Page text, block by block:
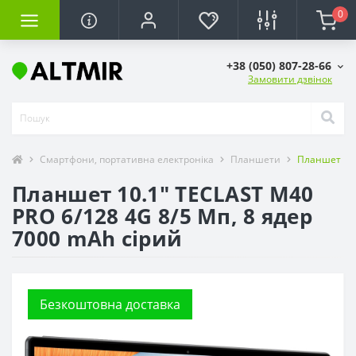
0
+38 (050) 807-28-66
Замовити дзвінок
Смартфони, портативна електроніка Планшети Планшет
Планшет 10.1" TECLAST M40
PRO 6/128 4G 8/5 Мп, 8 ядер
7000 mAh сірий
Безкоштовна доставка